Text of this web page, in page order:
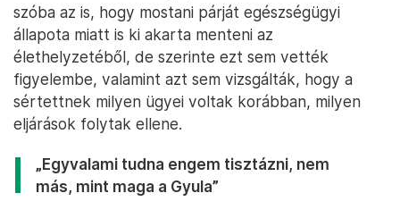
szóba az is, hogy mostani párját egészségügyi
állapota miatt is ki akarta menteni az
élethelyzetéből, de szerinte ezt sem vették
figyelembe, valamint azt sem vizsgálták, hogy a
sértettnek milyen ügyei voltak korábban, milyen
eljárások folytak ellene.
„Egyvalami tudna engem tisztázni, nem
más, mint maga a Gyula”